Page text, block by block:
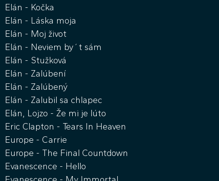
Elán - Kočka
Elán - Láska moja
Elán - Moj život
Elán - Neviem by´t sám
Elán - Stužková
Elán - Zalúbení
Elán - Zalúbený
Elán - Zalubil sa chlapec
Elán, Lojzo - Že mi je lúto
Eric Clapton - Tears In Heaven
Europe - Carrie
Europe - The Final Countdown
Evanescence - Hello